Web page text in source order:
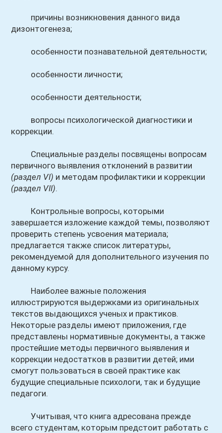
причины возникновения данного вида
дизонтогенеза;
особенности познавательной деятельности;
особенности личности;
особенности деятельности;
вопросы психологической диагностики и
коррекции.
Специальные разделы посвящены вопросам
первичного выявления отклонений в развитии
(раздел VI) и методам профилактики и коррекции
(раздел VII).
Контрольные вопросы, которыми
завершается изложение каждой темы, позволяют
проверить степень усвоения материала;
предлагается также список литературы,
рекомендуемой для дополнительного изучения по
данному курсу.
Наиболее важные положения
иллюстрируются выдержками из оригинальных
текстов выдающихся ученых и практиков.
Некоторые разделы имеют приложения, где
представлены нормативные документы, а также
простейшие методы первичного выявления и
коррекции недостатков в развитии детей; ими
смогут пользоваться в своей практике как
будущие специальные психологи, так и будущие
педагоги.
Учитывая, что книга адресована прежде
всего студентам, которым предстоит работать с